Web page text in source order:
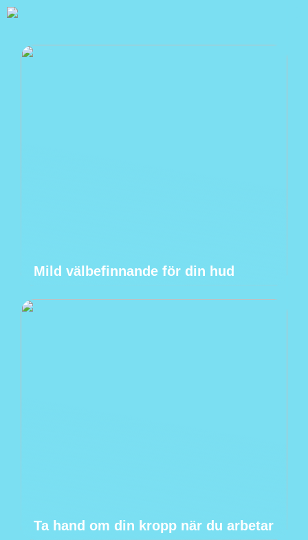
Mild välbefinnande för din hud
Ta hand om din kropp när du arbetar